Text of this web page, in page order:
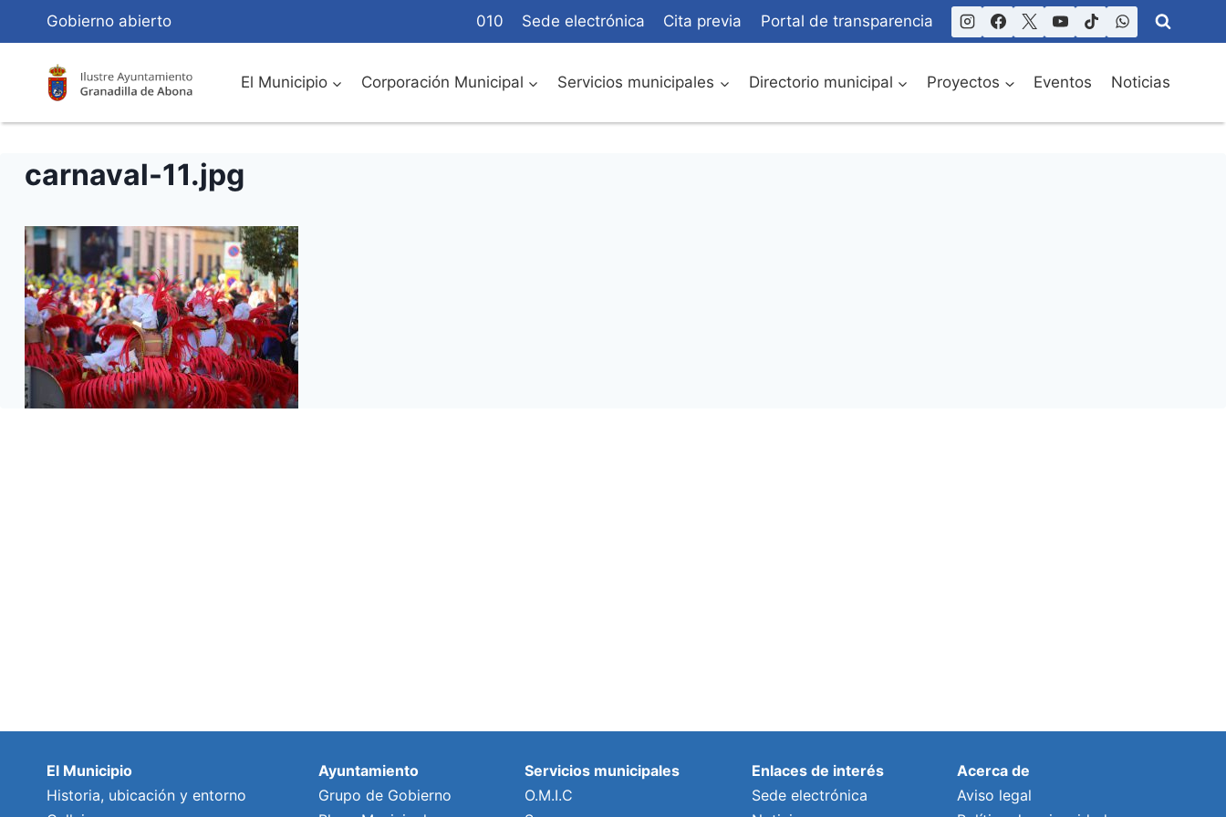
Contenido
Gobierno abierto 010 Sede electrónica Cita previa Portal de transparencia
El Municipio Corporación Municipal Servicios municipales Directorio municipal Proyectos Eventos Noticias
carnaval-11.jpg
El Municipio
Historia, ubicación y entorno
Ayuntamiento
Grupo de Gobierno
Servicios municipales
O.M.I.C
Enlaces de interés
Sede electrónica
Acerca de
Aviso legal